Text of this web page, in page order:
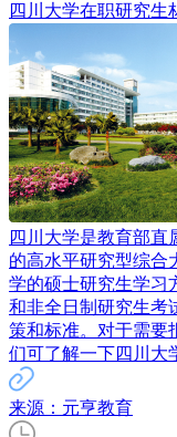
四川大学在职研究生
四川大学是教育部直
的高水平研究型综合
学的硕士研究生学习
和非全日制研究生考
策和标准。对于需要
们可了解一下四川大
来源：元亨教育